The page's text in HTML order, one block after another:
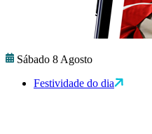
Sábado 8 Agosto
Festividade do dia